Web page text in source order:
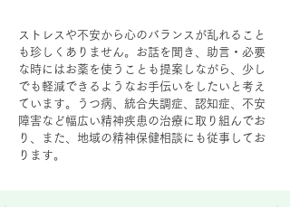
ストレスや不安から心のバランスが乱れること
も珍しくありません。お話を聞き、助言・必要
な時にはお薬を使うことも提案しながら、少し
でも軽減できるようなお手伝いをしたいと考え
ています。うつ病、統合失調症、認知症、不安
障害など幅広い精神疾患の治療に取り組んでお
り、また、地域の精神保健相談にも従事してお
ります。